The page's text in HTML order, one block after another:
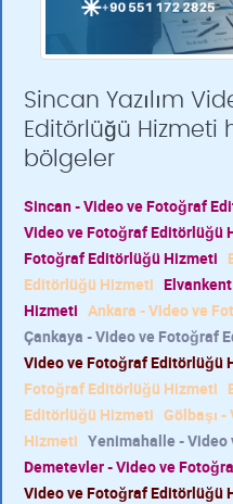
Sincan Yazılım
Editörlüğü Hizmeti
bölgeler
Sincan - Video ve Fotoğraf
Video ve Fotoğraf Editörlüğü
Fotoğraf Editörlüğü Hizmeti
Editörlüğü Hizmeti
Hizmeti Ankara - Video ve
Çankaya - Video ve Fotoğraf
Video ve Fotoğraf Editörlüğü
Fotoğraf Editörlüğü Hizmeti
Editörlüğü Hizmeti Gölbaşı
Hizmeti Yenimahalle -
Demetevler - Video ve
Video ve Fotoğraf Editörlüğü